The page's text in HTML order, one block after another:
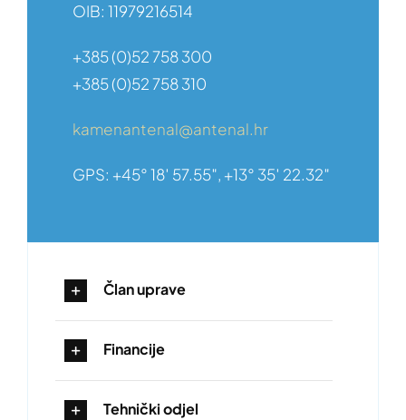
OIB: 11979216514
+385 (0)52 758 300
+385 (0)52 758 310
kamenantenal@antenal.hr
GPS: +45° 18′ 57.55″, +13° 35′ 22.32″
Član uprave
Financije
Tehnički odjel